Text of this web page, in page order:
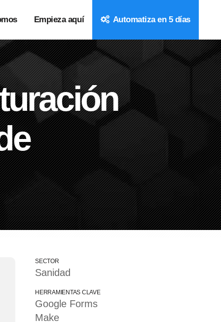
Empieza aquí Automatiza en 5 días
SECTOR
Sanidad
HERRAMIENTAS CLAVE
Google Forms
Make